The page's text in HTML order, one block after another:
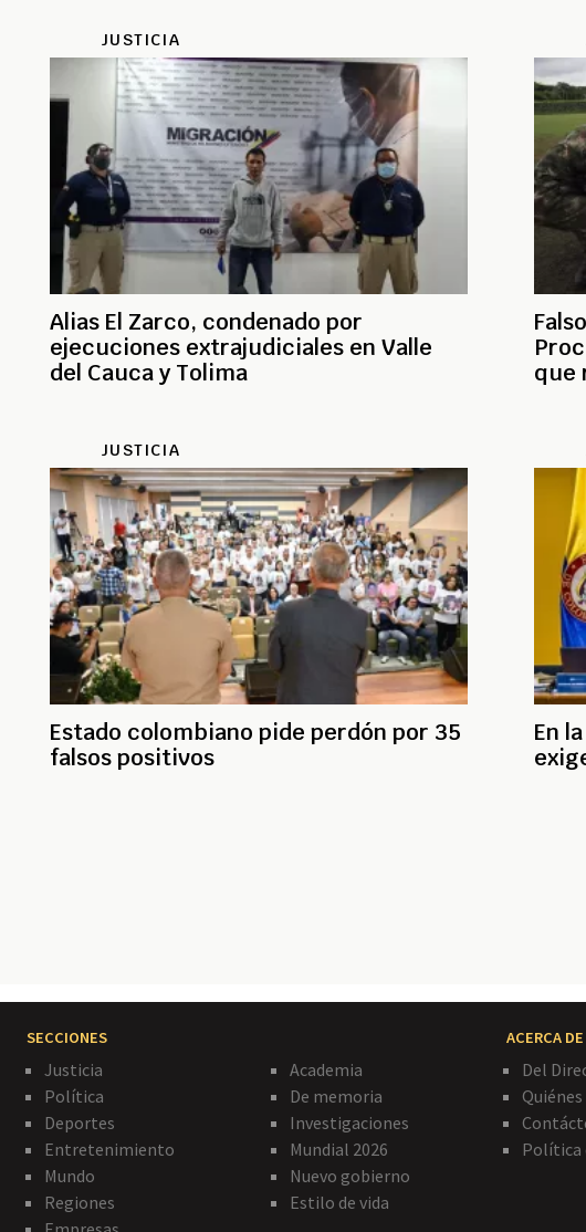
JUSTICIA
Alias El Zarco, condenado por
ejecuciones extrajudiciales en Valle
del Cauca y Tolima
que
JUSTICIA
Estado colombiano pide perdón por 35
falsos positivos
En
SECCIONES
Justicia
Política
Deportes
Entretenimiento
Mundo
Regiones
Academia
De memoria
Investigaciones
Mundial 2026
Nuevo gobierno
Estilo de vida
ACERCA DE
Del
Política